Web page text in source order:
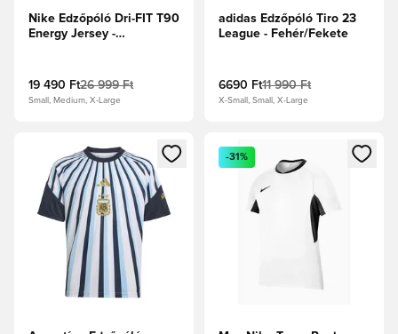
Nike Edzőpóló Dri-FIT T90
Energy Jersey -
19 490 Ft26 999 Ft
Small, Medium, X-Large
adidas Edzőpóló Tiro 23
League - Fehér/Fekete
6690 Ft11 990 Ft
X-Small, Small, X-Large
Megnyit egy modált a bejelentkezéshez vagy a tagként
Megnyit egy modált a
-31%